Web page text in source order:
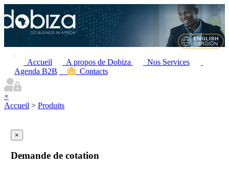
Accueil A propos de Dobiza
Nos Services
Agenda B2B
Contacts
×
Accueil > Produits
×
Demande de cotation